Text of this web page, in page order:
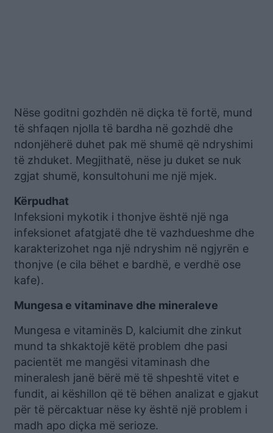
Nëse goditni gozhdën në diçka të fortë, mund
të shfaqen njolla të bardha në gozhdë dhe
ndonjëherë duhet pak më shumë që ndryshimi
të zhduket. Megjithatë, nëse ju duket se nuk
zgjat shumë, konsultohuni me një mjek.
Kërpudhat
Infeksioni mykotik i thonjve është një nga
infeksionet afatgjatë dhe të vazhdueshme dhe
karakterizohet nga një ndryshim në ngjyrën e
thonjve (e cila bëhet e bardhë, e verdhë ose
kafe).
Mungesa e vitaminave dhe mineraleve
Mungesa e vitaminës D, kalciumit dhe zinkut
mund ta shkaktojë këtë problem dhe pasi
pacientët me mangësi vitaminash dhe
mineralesh janë bërë më të shpeshtë vitet e
fundit, ai këshillon që të bëhen analizat e gjakut
për të përcaktuar nëse ky është një problem i
madh apo diçka më serioze.